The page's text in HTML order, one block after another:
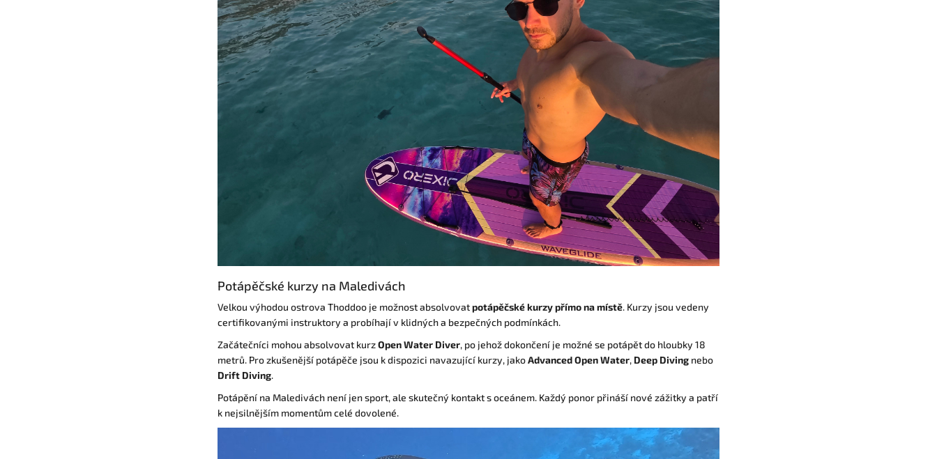
Potápěčské kurzy na Maledivách
Velkou výhodou ostrova Thoddoo je možnost absolvovatpotápěčské kurzy přímo na místě. Kurzy jsou vedeny
certifikovanými instruktory a probíhají v klidných a bezpečných podmínkách.
Začátečníci mohou absolvovat kurzOpen Water Diver, po jehož dokončení je možné se potápět do hloubky 18
metrů. Pro zkušenější potápěče jsou k dispozici navazující kurzy, jakoAdvanced Open Water, Deep Diving nebo
Drift Diving.
Potápění na Maledivách není jen sport, ale skutečný kontakt s oceánem. Každý ponor přináší nové zážitky a patří
k nejsilnějším momentům celé dovolené.